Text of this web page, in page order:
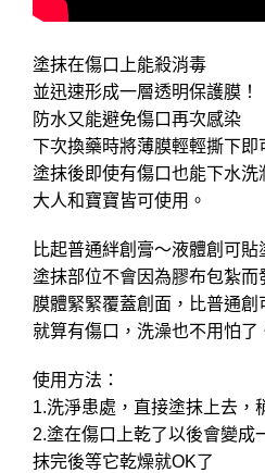
塗抹在傷口上能殺消毒
並迅速形成一層透明保護膜！
防水又能避免傷口再次感染
下次換藥時將薄膜輕輕撕下即
塗抹後即使有傷口也能下水洗
大人和寶寶皆可使用。
比起普通絆創膏～液體創可貼
塗抹部位不會因為膠布包紮而
膜體緊緊覆蓋創面，比普通創
就算有傷口，洗澡也不用怕了
使用方法：
1.洗淨患處，直接塗抹上去，
2.塗在傷口上乾了以後會變成
抹完後等它乾燥就OK了